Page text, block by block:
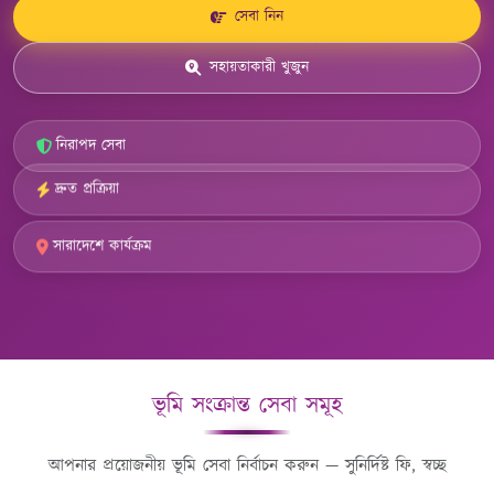
সেবা নিন
সহায়তাকারী খুজুন
নিরাপদ সেবা
দ্রুত প্রক্রিয়া
সারাদেশে কার্যক্রম
ভূমি সংক্রান্ত সেবা সমূহ
আপনার প্রয়োজনীয় ভূমি সেবা নির্বাচন করুন — সুনির্দিষ্ট ফি, স্বচ্ছ